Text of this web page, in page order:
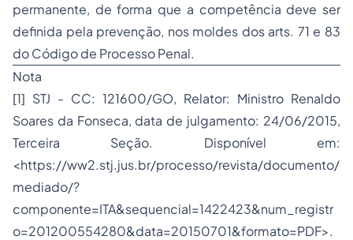
permanente, de forma que a competência deve ser
definida pela prevenção, nos moldes dos arts. 71 e 83
do Código de Processo Penal.
Nota
[1] STJ - CC: 121600/GO, Relator: Ministro Renaldo
Soares da Fonseca, data de julgamento: 24/06/2015,
Terceira Seção. Disponível em:
<https://ww2.stj.jus.br/processo/revista/documento/
mediado/?
componente=ITA&sequencial=1422423&num_registr
o=201200554280&data=20150701&formato=PDF>.